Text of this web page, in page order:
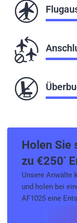
Holen Sie
zu €250*
Unsere Anwälte
und holen bei
AF1025 eine